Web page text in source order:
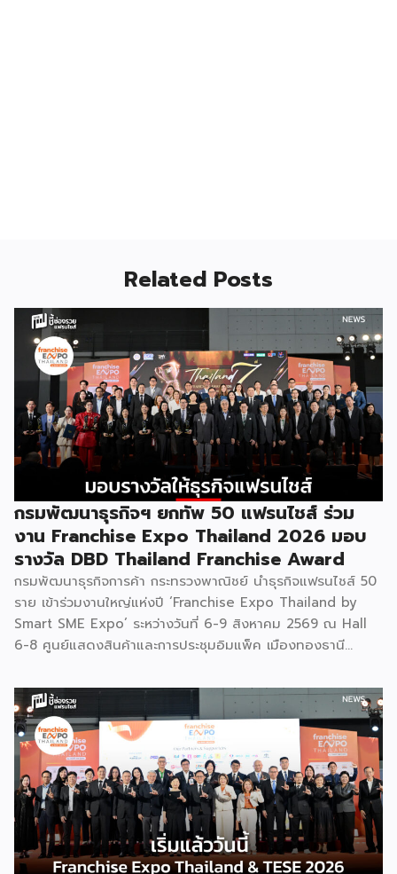
Related Posts
กรมพัฒนาธุรกิจฯ ยกทัพ 50 แฟรนไชส์ ร่วม
งาน Franchise Expo Thailand 2026 มอบ
รางวัล DBD Thailand Franchise Award
กรมพัฒนาธุรกิจการค้า กระทรวงพาณิชย์ นำธุรกิจแฟรนไชส์ 50
ราย เข้าร่วมงานใหญ่แห่งปี ‘Franchise Expo Thailand by
Smart SME Expo’ ระหว่างวันที่ 6-9 สิงหาคม 2569 ณ Hall
6-8 ศูนย์แสดงสินค้าและการประชุมอิมแพ็ค เมืองทองธานี
2026 ให้แก่ผู้ประกอบธุรกิจแฟรนไชส์ที่อยู่ในการส่งเสริมสนับสนุน
ของกรมฯ นายพูนพงษ์ นัยนาภากรณ์ อธิบดีกรมพัฒนาธุรกิจ
การค้า กระทรวงพาณิชย์ เปิดเผยภายหลังเป็นประธานเปิดงาน
“งานแฟรนไชส์ เอ็กซ์โป ไทยแลนด์ บาย สมาร์ท เอสเอ็มอี เอ็กซ์
โป (Franchise Expo Thailand by Smart SME Expo)” ซึ่ง
เป็นงานแสดงธุรกิจแฟรนไชส์ชั้นนำที่จัดขึ้นโดย บริษัท พีเอ็มจี
คอร์ปอเรชัน จำกัด เพื่อยกระดับศักยภาพของผู้ประกอบการและ
เจ้าของธุรกิจที่ต้องการขยายกิจการผ่านระบบแฟรนไชส์ […]